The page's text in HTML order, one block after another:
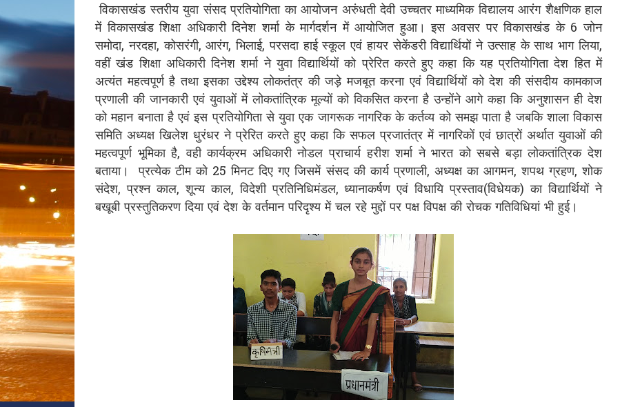
विकासखंड स्तरीय युवा संसद प्रतियोगिता का आयोजन अरुंधती देवी उच्चतर माध्यमिक विद्यालय आरंग शैक्षणिक हाल
में विकासखंड शिक्षा अधिकारी दिनेश शर्मा के मार्गदर्शन में आयोजित हुआ। इस अवसर पर विकासखंड के 6 जोन
समोदा, नरदहा, कोसरंगी, आरंग, भिलाई, परसदा हाई स्कूल एवं हायर सेकेंडरी विद्यार्थियों ने उत्साह के साथ भाग लिया,
वहीं खंड शिक्षा अधिकारी दिनेश शर्मा ने युवा विद्यार्थियों को प्रेरित करते हुए कहा कि यह प्रतियोगिता देश हित में
अत्यंत महत्वपूर्ण है तथा इसका उद्देश्य लोकतंत्र की जड़े मजबूत करना एवं विद्यार्थियों को देश की संसदीय कामकाज
प्रणाली की जानकारी एवं युवाओं में लोकतांत्रिक मूल्यों को विकसित करना है उन्होंने आगे कहा कि अनुशासन ही देश
को महान बनाता है एवं इस प्रतियोगिता से युवा एक जागरूक नागरिक के कर्तव्य को समझ पाता है जबकि शाला विकास
समिति अध्यक्ष खिलेश धुरंधर ने प्रेरित करते हुए कहा कि सफल प्रजातंत्र में नागरिकों एवं छात्रों अर्थात युवाओं की
महत्वपूर्ण भूमिका है, वही कार्यक्रम अधिकारी नोडल प्राचार्य हरीश शर्मा ने भारत को सबसे बड़ा लोकतांत्रिक देश
बताया। प्रत्येक टीम को 25 मिनट दिए गए जिसमें संसद की कार्य प्रणाली, अध्यक्ष का आगमन, शपथ ग्रहण, शोक
संदेश, प्रश्न काल, शून्य काल, विदेशी प्रतिनिधिमंडल, ध्यानाकर्षण एवं विधायि प्रस्ताव(विधेयक) का विद्यार्थियों ने
बखूबी प्रस्तुतिकरण दिया एवं देश के वर्तमान परिदृश्य में चल रहे मुद्दों पर पक्ष विपक्ष की रोचक गतिविधियां भी हुई।